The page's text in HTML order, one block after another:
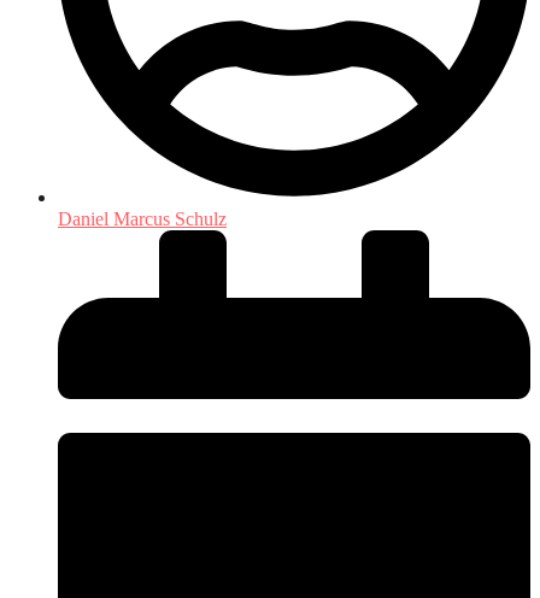
Daniel Marcus Schulz